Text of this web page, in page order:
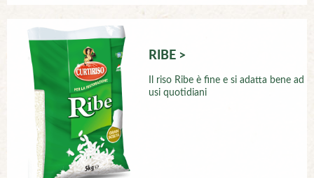
RIBE >
Il riso Ribe è fine e si adatta bene ad
usi quotidiani